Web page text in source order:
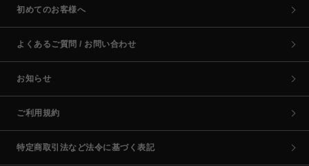
初めてのお客様へ
よくあるご質問 / お問い合わせ
お知らせ
ご利用規約
特定商取引法など法令に基づく表記